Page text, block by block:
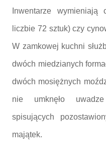
Inwentarze wymieniają
liczbie 72 sztuk) czy
W zamkowej kuchni
dwóch miedzianych
dwóch mosiężnych
nie umknęło
spisujących
majątek.